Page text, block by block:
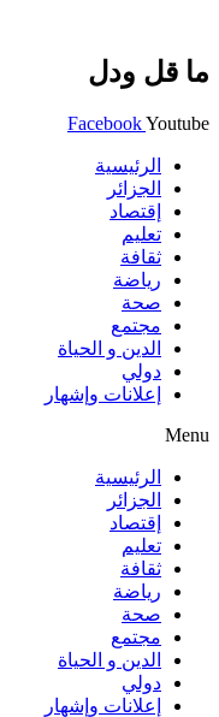
ما قل ودل
FacebookYoutube
الرئيسية
الجزائر
إقتصاد
تعليم
ثقافة
رياضة
صحة
مجتمع
الدين و الحياة
دولي
إعلانات وإشهار
Menu
الرئيسية
الجزائر
إقتصاد
تعليم
ثقافة
رياضة
صحة
مجتمع
الدين و الحياة
دولي
إعلانات وإشهار